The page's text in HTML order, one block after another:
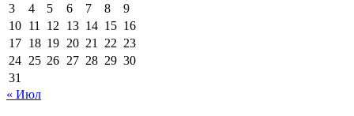
3
4 5 6 7 8
9
10 11 12 13 14 15 16
17 18 19 20 21 22 23
24 25 26 27 28 29 30
31
« Июл